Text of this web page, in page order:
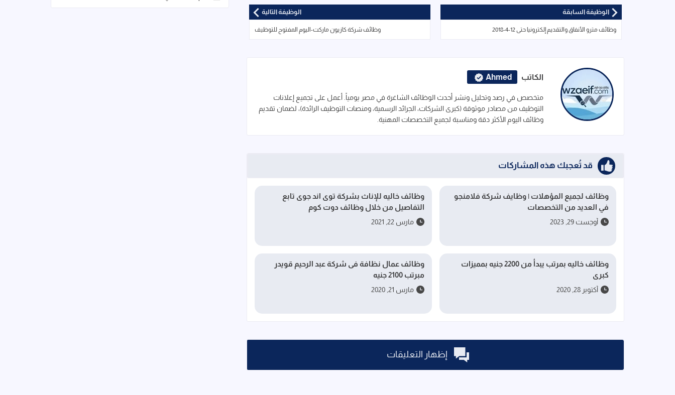
الوظيفة التالية
وظائف شركة كازيون ماركت-اليوم المفتوح للتوظيف
الوظيفة السابقة
وظائف مترو الأنفاق والتقديم إلكترونيا حتى 12-4-2018
الكاتب Ahmed
متخصص في رصد وتحليل ونشر أحدث الوظائف الشاغرة في مصر يومياً. أعمل على تجميع إعلانات
التوظيف من مصادر موثوقة (كبرى الشركات، الجرائد الرسمية، ومنصات التوظيف الرائدة)، لضمان تقديم
وظائف اليوم الأكثر دقة ومناسبة لجميع التخصصات المهنية.
قد تُعجبك هذه المشاركات
وظائف لجميع المؤهلات | وظايف شركة فلامنجو
في العديد من التخصصات
أوجست 29, 2023
وظائف خاليه للإناث بشركة توى اند جوى تابع
التفاصيل من خلال وظائف دوت كوم
مارس 22, 2021
وظائف خاليه بمرتب يبدأ من 2200 جنيه بمميزات
كبرى
أكتوبر 28, 2020
وظائف عمال نظافة فى شركة عبد الرحيم قويدر
مبرتب 2100 جنيه
مارس 21, 2020
إظهار التعليقات